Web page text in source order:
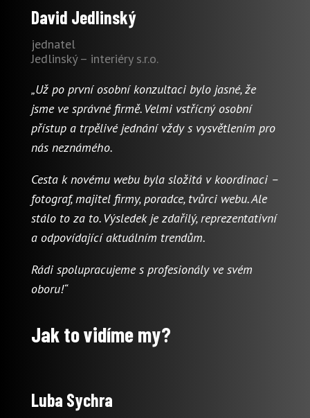
David Jedlinský
jednatel
Jedlinský – interiéry s.r.o.
„Už po první osobní konzultaci bylo jasné, že
jsme ve správné firmě. Velmi vstřícný osobní
přístup a trpělivé jednání vždy s vysvětlením pro
nás neznámého.
Cesta k novému webu byla složitá v koordinaci –
fotograf, majitel firmy, poradce, tvůrci webu. Ale
stálo to za to. Výsledek je zdařilý, reprezentativní
a odpovídající aktuálním trendům.
Rádi spolupracujeme s profesionály ve svém
oboru!“
Jak to vidíme my?
Luba Sychra